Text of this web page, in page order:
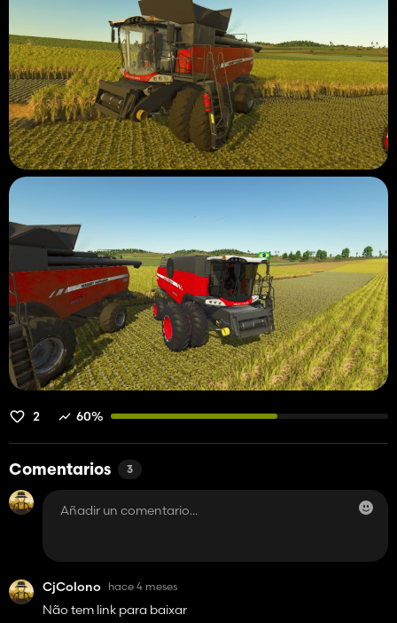
2 60%
Comentarios 3
CjColono hace 4 meses
Não tem link para baixar